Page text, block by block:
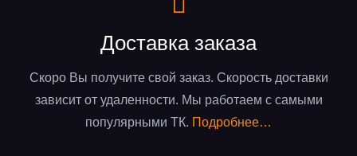
Доставка заказа
Скоро Вы получите свой заказ. Скорость доставки
зависит от удаленности. Мы работаем с самыми
популярными ТК. Подробнее…